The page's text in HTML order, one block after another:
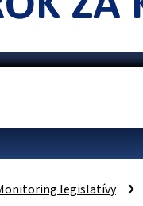
legislatívy